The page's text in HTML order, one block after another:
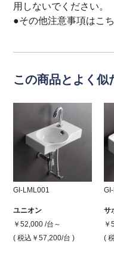
用しないでください。
●その他注意事項はこ
この商品とよく似
GI-LML001
ユニオン
￥52,000 /台～
( 税込￥57,200/台 )
サ
￥
(